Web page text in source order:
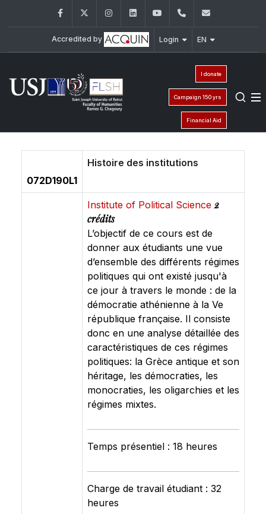
FacebookTwitter InstagramLinkedInYouTube+961 (1) 421 000
Accredited by Login EN
I donate
Campaign 150 yrs
Financial Aid
072D190L1
Histoire des institutions
Institute of Political Science2
crédits
L’objectif de ce cours est de
donner aux étudiants une vue
d’ensemble des différents régimes
politiques qui ont existé jusqu'à
ce jour à travers le monde : de la
démocratie athénienne à la Ve
république française. Il consiste
donc en une analyse détaillée des
caractéristiques de ces régimes
politiques: la Grèce antique et son
héritage, les démocraties, les
monocraties, les oligarchies et les
régimes mixtes.
Temps présentiel : 18 heures
Charge de travail étudiant : 32
heures